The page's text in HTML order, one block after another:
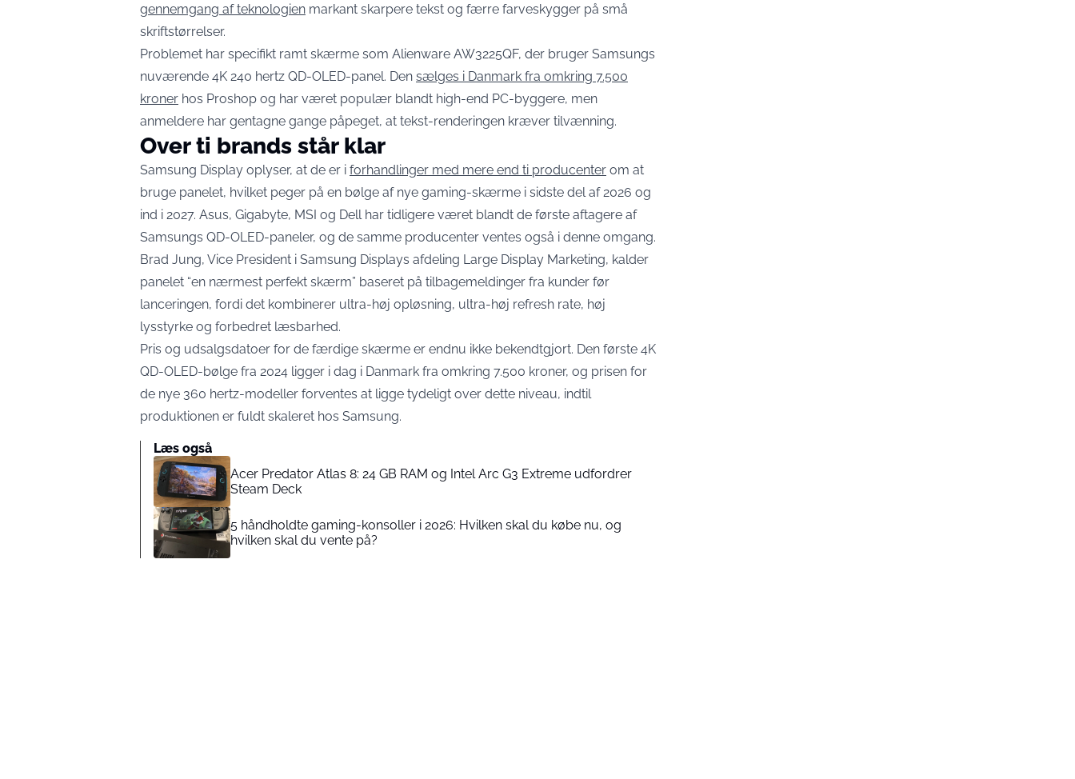
gennemgang af teknologien markant skarpere tekst og færre farveskygger på små
skriftstørrelser.
Problemet har specifikt ramt skærme som Alienware AW3225QF, der bruger Samsungs
nuværende 4K 240 hertz QD-OLED-panel. Den sælges i Danmark fra omkring 7.500
kroner hos Proshop og har været populær blandt high-end PC-byggere, men
anmeldere har gentagne gange påpeget, at tekst-renderingen kræver tilvænning.
Over ti brands står klar
Samsung Display oplyser, at de er i forhandlinger med mere end ti producenter om at
bruge panelet, hvilket peger på en bølge af nye gaming-skærme i sidste del af 2026 og
ind i 2027. Asus, Gigabyte, MSI og Dell har tidligere været blandt de første aftagere af
Samsungs QD-OLED-paneler, og de samme producenter ventes også i denne omgang.
Brad Jung, Vice President i Samsung Displays afdeling Large Display Marketing, kalder
panelet “en nærmest perfekt skærm” baseret på tilbagemeldinger fra kunder før
lanceringen, fordi det kombinerer ultra-høj opløsning, ultra-høj refresh rate, høj
lysstyrke og forbedret læsbarhed.
Pris og udsalgsdatoer for de færdige skærme er endnu ikke bekendtgjort. Den første 4K
QD-OLED-bølge fra 2024 ligger i dag i Danmark fra omkring 7.500 kroner, og prisen for
de nye 360 hertz-modeller forventes at ligge tydeligt over dette niveau, indtil
produktionen er fuldt skaleret hos Samsung.
Læs også
Acer Predator Atlas 8: 24 GB RAM og Intel Arc G3 Extreme udfordrer
Steam Deck
5 håndholdte gaming-konsoller i 2026: Hvilken skal du købe nu, og
hvilken skal du vente på?